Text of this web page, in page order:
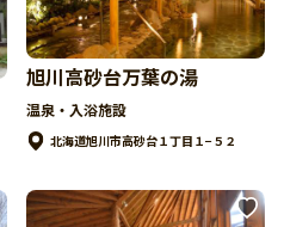
旭川高砂台万葉の湯
温泉・入浴施設
北海道旭川市高砂台１丁目１−５２